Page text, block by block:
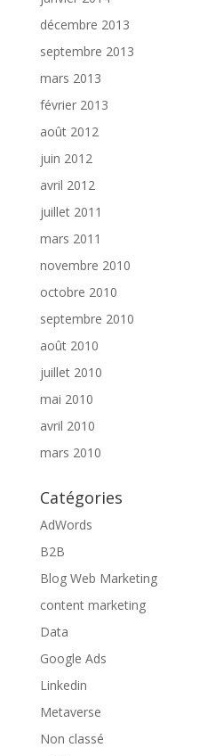
décembre 2013
septembre 2013
mars 2013
février 2013
août 2012
juin 2012
avril 2012
juillet 2011
mars 2011
novembre 2010
octobre 2010
septembre 2010
août 2010
juillet 2010
mai 2010
avril 2010
mars 2010
Catégories
AdWords
B2B
Blog Web Marketing
content marketing
Data
Google Ads
Linkedin
Metaverse
Non classé